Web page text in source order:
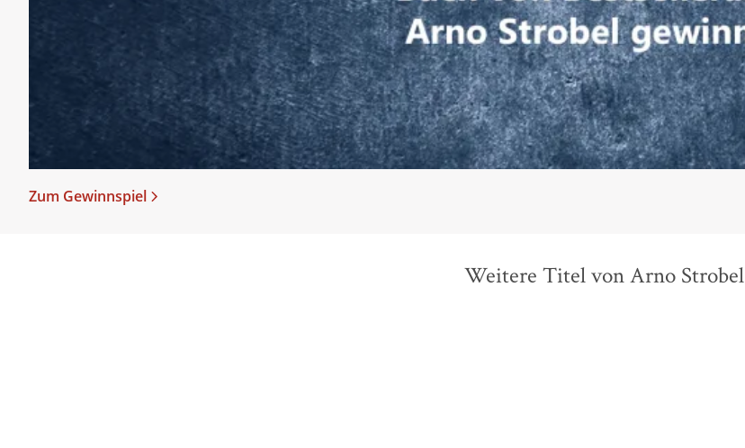
Zum Gewinnspiel
Weitere Titel von Arno Strobel